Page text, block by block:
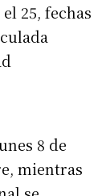
25, fechas
8 de
mientras